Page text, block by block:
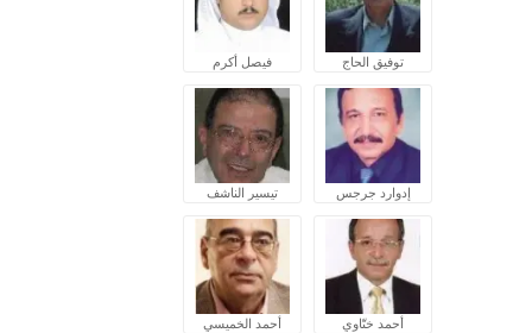
توفيق الحاج فيصل أكرم
إدوارد جرجس تيسير الناشف
أحمد ختّاوي أحمد الخميسي